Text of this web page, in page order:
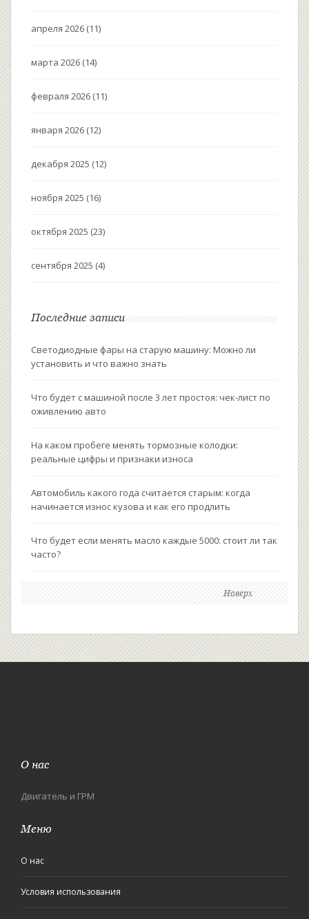
апреля 2026 (11)
марта 2026 (14)
февраля 2026 (11)
января 2026 (12)
декабря 2025 (12)
ноября 2025 (16)
октября 2025 (23)
сентября 2025 (4)
Последние записи
Светодиодные фары на старую машину: Можно ли
установить и что важно знать
Что будет с машиной после 3 лет простоя: чек-лист по
оживлению авто
На каком пробеге менять тормозные колодки:
реальные цифры и признаки износа
Автомобиль какого года считается старым: когда
начинается износ кузова и как его продлить
Что будет если менять масло каждые 5000: стоит ли так
часто?
Наверх
О нас
Двигатель и ГРМ
Меню
О нас
Условия использования